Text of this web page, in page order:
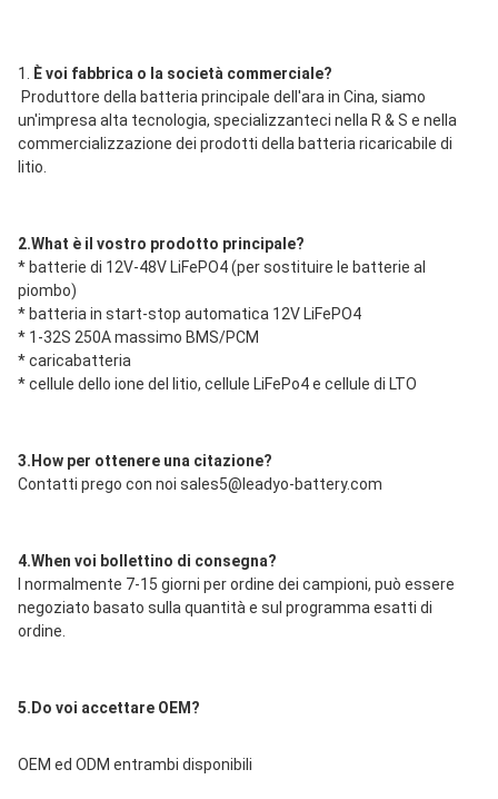
1. È voi fabbrica o la società commerciale?
Produttore della batteria principale dell'ara in Cina, siamo
un'impresa alta tecnologia, specializzanteci nella R & S e nella
commercializzazione dei prodotti della batteria ricaricabile di
litio.
2.What è il vostro prodotto principale?
* batterie di 12V-48V LiFePO4 (per sostituire le batterie al
piombo)
* batteria in start-stop automatica 12V LiFePO4
* 1-32S 250A massimo BMS/PCM
* caricabatteria
* cellule dello ione del litio, cellule LiFePo4 e cellule di LTO
3.How per ottenere una citazione?
Contatti prego con noi sales5@leadyo-battery.com
4.When voi bollettino di consegna?
I normalmente 7-15 giorni per ordine dei campioni, può essere
negoziato basato sulla quantità e sul programma esatti di
ordine.
5.Do voi accettare OEM?
OEM ed ODM entrambi disponibili